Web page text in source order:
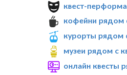
квест-
кофейни рядом
курорты рядом
музеи рядом с
онлайн квесты